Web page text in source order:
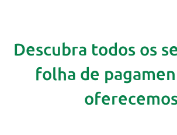
Descubra todos os
folha de